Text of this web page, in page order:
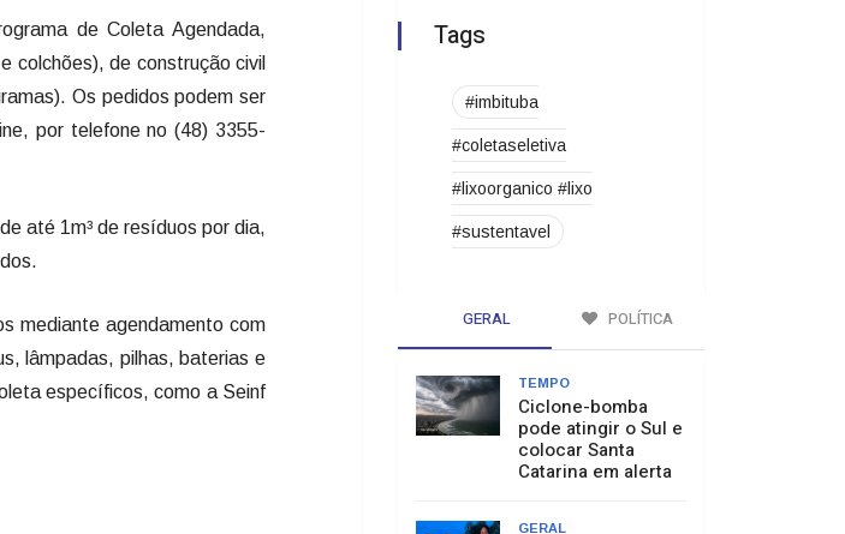
de Coleta Agendada,
colchões), de construção civil
Os pedidos podem ser
por telefone no (48) 3355-
até 1m³ de resíduos por dia,
mediante agendamento com
lâmpadas, pilhas, baterias e
específicos, como a Seinf
Tags
#imbituba
#coletaseletiva
#lixoorganico #lixo
#sustentavel
GERAL POLÍTICA
TEMPO
Ciclone-bomba
pode atingir o Sul e
colocar Santa
Catarina em alerta
GERAL